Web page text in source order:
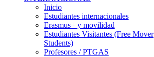
Inicio
Estudiantes internacionales
Erasmus+ y movilidad
Estudiantes Visitantes (Free Mover
Students)
Profesores / PTGAS